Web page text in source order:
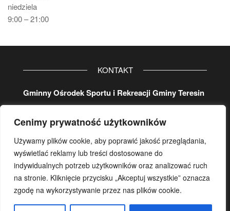
Cenimy prywatność użytkowników
Używamy plików cookie, aby poprawić jakość przeglądania,
wyświetlać reklamy lub treści dostosowane do
indywidualnych potrzeb użytkowników oraz analizować ruch
na stronie. Kliknięcie przycisku „Akceptuj wszystkie” oznacza
zgodę na wykorzystywanie przez nas plików cookie.
niedziela
9:00 – 21:00
KONTAKT
Gminny Ośrodek Sportu i Rekreacji Gminy Teresin
96-515 Teresin
koordynator:
wew.107lub/i kom. 500 17 29 78
e-mail: gosir.teresin@wp.pl